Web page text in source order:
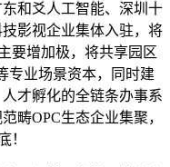
和爻人工智能、深圳十
影视企业集体入驻，将
要增加极，将共享园区
专业场景资本，同时建
才孵化的全链条办事系
畴OPC生态企业集聚，
！